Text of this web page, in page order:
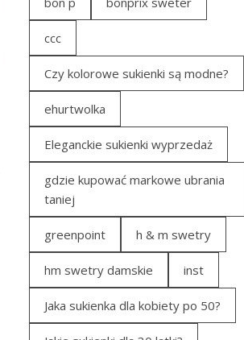
ccc
Czy kolorowe sukienki są modne?
ehurtwolka
Eleganckie sukienki wyprzedaż
gdzie kupować markowe ubrania
taniej
greenpoint h & m swetry
hm swetry damskie inst
Jaka sukienka dla kobiety po 50?